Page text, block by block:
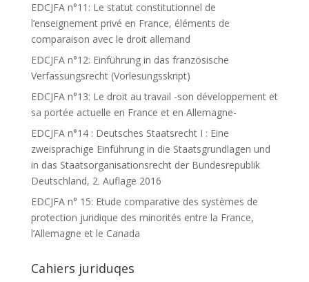
EDCJFA n°11: Le statut constitutionnel de
l’enseignement privé en France, éléments de
comparaison avec le droit allemand
EDCJFA n°12: Einführung in das französische
Verfassungsrecht (Vorlesungsskript)
EDCJFA n°13: Le droit au travail -son développement et
sa portée actuelle en France et en Allemagne-
EDCJFA n°14 : Deutsches Staatsrecht I : Eine
zweisprachige Einführung in die Staatsgrundlagen und
in das Staatsorganisationsrecht der Bundesrepublik
Deutschland, 2. Auflage 2016
EDCJFA n° 15: Etude comparative des systèmes de
protection juridique des minorités entre la France,
l’Allemagne et le Canada
Cahiers juriduqes